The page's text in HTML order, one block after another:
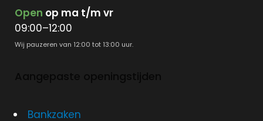
Open op ma t/m vr
09:00–12:00
Wij pauzeren van 12:00 tot 13:00 uur.
Bankzaken